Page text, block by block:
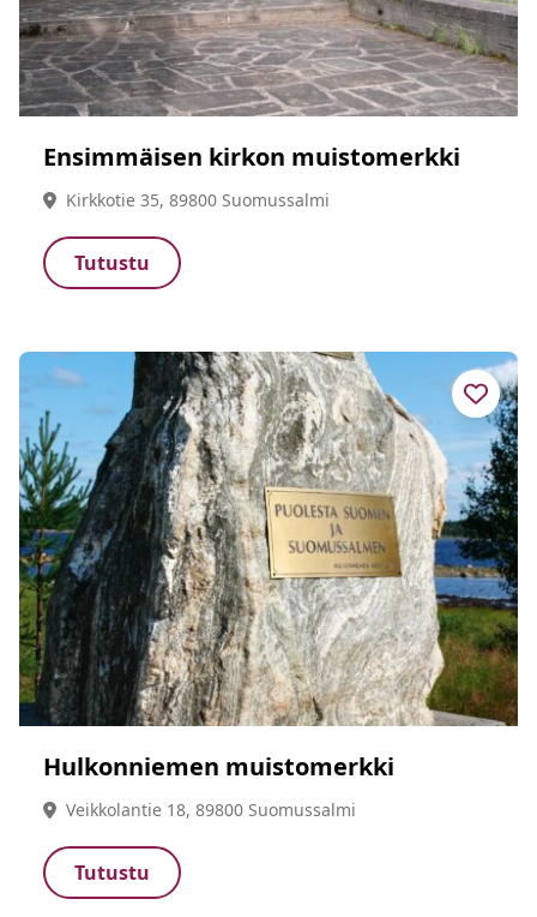
Ensimmäisen kirkon muistomerkki
Kirkkotie 35, 89800 Suomussalmi
Tutustu
Hulkonniemen muistomerkki
Veikkolantie 18, 89800 Suomussalmi
Tutustu